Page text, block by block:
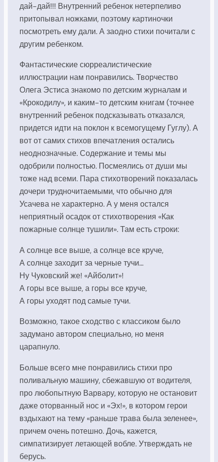
дай-дай!!! Внутренний ребенок нетерпеливо
притопывал ножками, поэтому картиночки
посмотреть ему дали. А заодно стихи почитали с
другим ребенком.
Фантастические сюрреалистические
иллюстрации нам понравились. Творчество
Олега Эстиса знакомо по детским журналам и
«Крокодилу», и каким-то детским книгам (точнее
внутренний ребенок подсказывать отказался,
придется идти на поклон к всемогущему Гуглу). А
вот от самих стихов впечатления остались
неоднозначные. Содержание и темы мы
одобрили полностью. Посмеялись от души мы
тоже над всеми. Пара стихотворений показалась
дочери трудночитаемыми, что обычно для
Усачева не характерно. А у меня остался
неприятный осадок от стихотворения «Как
пожарные солнце тушили». Там есть строки:
А солнце все выше, а солнце все круче,
А солнце заходит за черные тучи…
Ну Чуковский же! «Айболит»!
А горы все выше, а горы все круче,
А горы уходят под самые тучи.
Возможно, такое сходство с классиком было
задумано автором специально, но меня
царапнуло.
Больше всего мне понравились стихи про
поливальную машину, сбежавшую от водителя,
про любопытную Варвару, которую не остановит
даже оторванный нос и «Эх!», в котором герои
вздыхают на тему «раньше трава была зеленее»,
причем очень потешно. Дочь, кажется,
симпатизирует летающей вобле. Утверждать не
берусь.